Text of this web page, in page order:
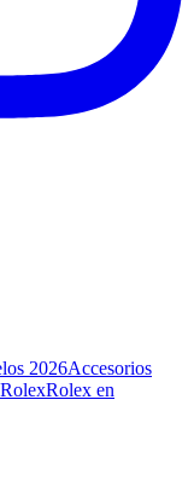
2026Accesorios
Rolex en